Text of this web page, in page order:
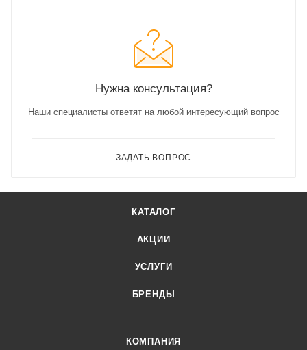
Нужна консультация?
Наши специалисты ответят на любой интересующий вопрос
ЗАДАТЬ ВОПРОС
КАТАЛОГ
АКЦИИ
УСЛУГИ
БРЕНДЫ
КОМПАНИЯ